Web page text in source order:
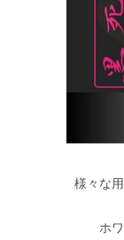
様々な
ホ